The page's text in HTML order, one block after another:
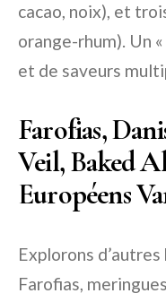
cacao, noix), et
orange-rhum). Un
et de saveurs
Farofias,
Veil, Baked
Européens
Explorons
Farofias,